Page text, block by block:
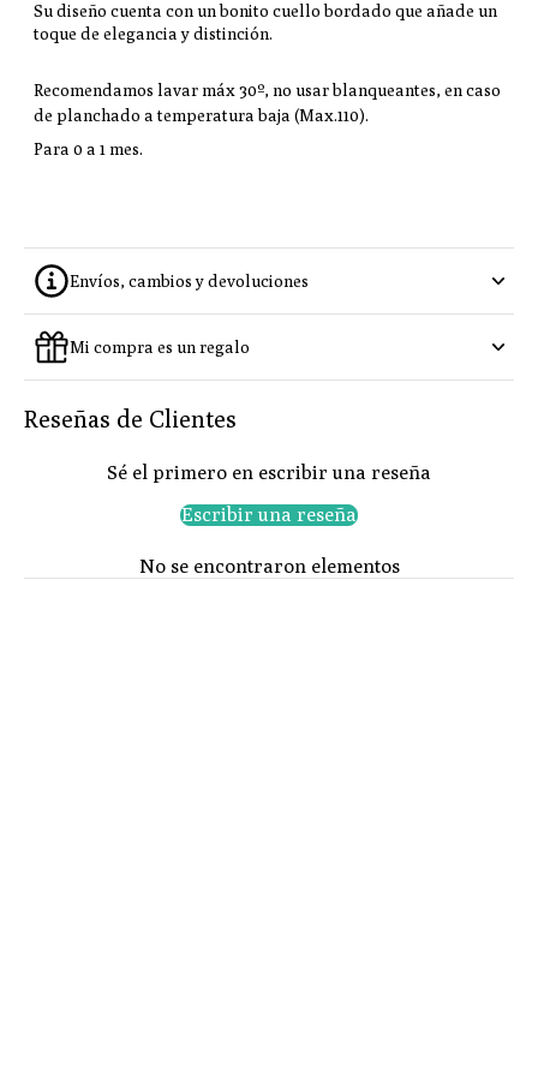
Su diseño cuenta con un bonito cuello bordado que añade un
toque de elegancia y distinción.
Recomendamos lavar máx 30º, no usar blanqueantes, en caso
de planchado a temperatura baja (Max.110).
Para 0 a 1 mes.
Envíos, cambios y devoluciones
Mi compra es un regalo
Reseñas de Clientes
Sé el primero en escribir una reseña
Escribir una reseña
No se encontraron elementos